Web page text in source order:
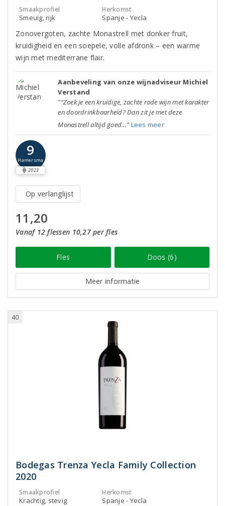
Smaakprofiel
Smeuïg, rijk
Herkomst
Spanje - Yecla
Zonovergoten, zachte Monastrell met donker fruit,
kruidigheid en een soepele, volle afdronk – een warme
wijn met mediterrane flair.
Aanbeveling van onze wijnadviseur Michiel
Verstand
"“Zoek je een kruidige, zachte rode wijn met karakter
en doordrinkbaarheid? Dan zit je met deze
Monastrell altijd goed..." Lees meer
9
Hamersma
2023
Op verlanglijst
11,20
Vanaf 12 flessen 10,27 per fles
Fles Doos (6)
Meer informatie
40
Bodegas Trenza Yecla Family Collection
2020
Smaakprofiel
Krachtig, stevig
Herkomst
Spanje - Yecla